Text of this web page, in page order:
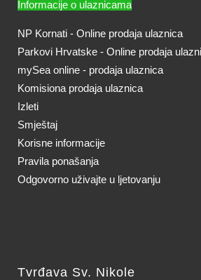
Informacije o ulaznicama
NP Kornati - Online prodaja ulaznica
Parkovi Hrvatske - Online prodaja
mySea online - prodaja ulaznica
Komisiona prodaja ulaznica
Izleti
Smještaj
Korisne informacije
Pravila ponašanja
Odgovorno uživajte u ljetovanju
Tvrđava Sv. Nikole